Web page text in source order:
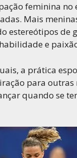
feminina
Mais
estereótipos de
e
a prática
para
quando se